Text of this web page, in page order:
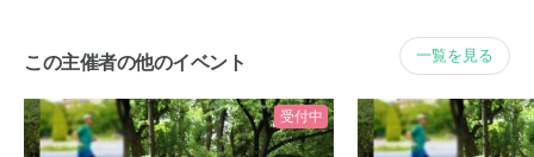
この主催者の他のイベント 一覧を見る
受付中